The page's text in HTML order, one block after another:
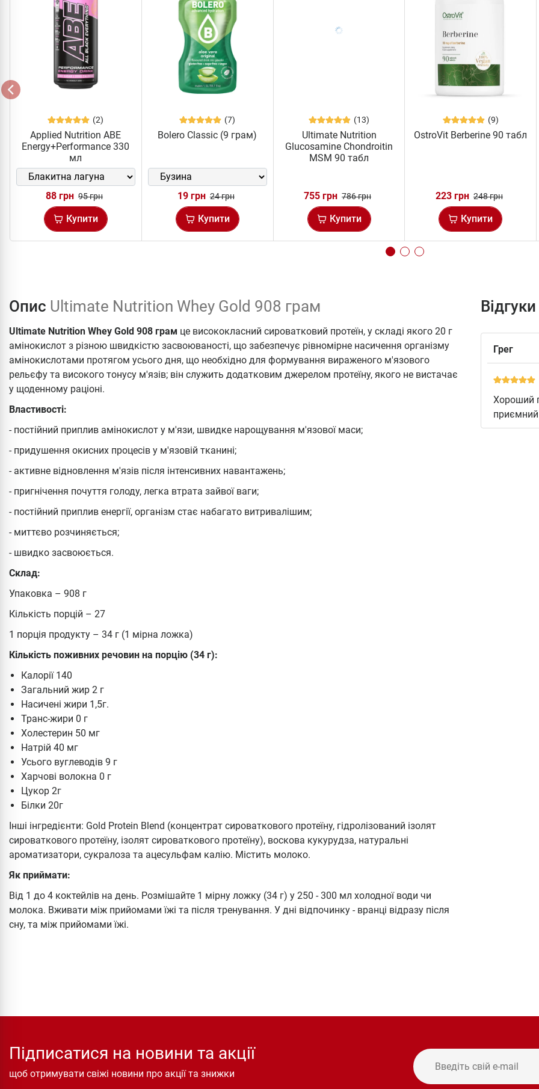
(2)
Applied Nutrition ABE
Energy+Performance 330
мл
88 грн 95 грн
Купити
(7)
Bolero Classic (9 грам)
19 грн 24 грн
Купити
(13)
Ultimate Nutrition
Glucosamine Chondroitin
MSM 90 табл
755 грн 786 грн
Купити
(9)
OstroVit Berberine 90 табл
223 грн 248 грн
Купити
Опис Ultimate Nutrition Whey Gold 908 грам
Ultimate Nutrition Whey Gold 908 грам це висококласний сироватковий протеїн, у складі якого 20 г
амінокислот з різною швидкістю засвоюваності, що забезпечує рівномірне насичення організму
амінокислотами протягом усього дня, що необхідно для формування вираженого м'язового
рельєфу та високого тонусу м'язів; він служить додатковим джерелом протеїну, якого не вистачає
у щоденному раціоні.
Властивості:
- постійний приплив амінокислот у м'язи, швидке нарощування м'язової маси;
- придушення окисних процесів у м'язовій тканині;
- активне відновлення м'язів після інтенсивних навантажень;
- пригнічення почуття голоду, легка втрата зайвої ваги;
- постійний приплив енергії, організм стає набагато витривалішим;
- миттєво розчиняється;
- швидко засвоюється.
Склад:
Упаковка – 908 г
Кількість порцій – 27
1 порція продукту – 34 г (1 мірна ложка)
Кількість поживних речовин на порцію (34 г):
Калорії 140
Загальний жир 2 г
Насичені жири 1,5г.
Транс-жири 0 г
Холестерин 50 мг
Натрій 40 мг
Усього вуглеводів 9 г
Харчові волокна 0 г
Цукор 2г
Білки 20г
Інші інгредієнти: Gold Protein Blend (концентрат сироваткового протеїну, гідролізований ізолят
сироваткового протеїну, ізолят сироваткового протеїну), воскова кукурудза, натуральні
ароматизатори, сукралоза та ацесульфам калію. Містить молоко.
Як приймати:
Від 1 до 4 коктейлів на день. Розмішайте 1 мірну ложку (34 г) у 250 - 300 мл холодної води чи
молока. Вживати між прийомами їжі та після тренування. У дні відпочинку - вранці відразу після
сну, та між прийомами їжі.
Грег
Хороший
Підписатися на новини та акції
щоб отримувати свіжі новини про акції та знижки